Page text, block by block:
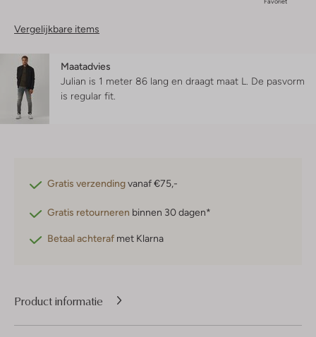
Favoriet
Vergelijkbare items
Maatadvies
Julian is 1 meter 86 lang en draagt maat L. De pasvorm
is regular fit
Gratis verzendingvanaf €75,-
Gratis retourneren binnen 30 dagen*
Betaal achteraf met Klarna
Product informatie